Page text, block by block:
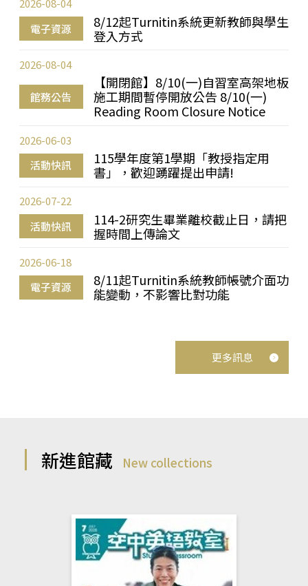
電子資源
8/12起Turnitin系統更新教師與學生
登入方式
2026-08-04
館務公告
【開閉館】8/10(一)自習室高架地板
施工期間暫停開放公告 8/10(一)
Reading Room Closure Notice
2026-08-04
活動快訊
115學年度第1學期「教授指定用
書」，歡迎踴躍提出申請!
2026-06-03
活動快訊
114-2研究生畢業離校截止日，請把
握時間上傳論文
2026-07-22
電子資源
8/11起Turnitin系統教師帳號介面功
能變動，不影響比對功能
2026-06-18
更多訊息
新進館藏 New collections